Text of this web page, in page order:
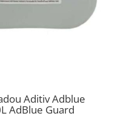
Aditiv Adblue
AdBlue Guard